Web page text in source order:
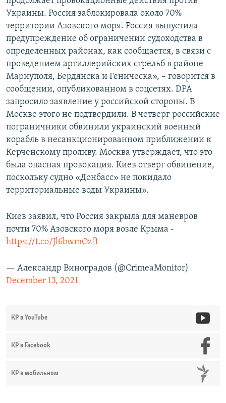
Украины. Россия заблокировала около 70%
территории Азовского моря. Россия выпустила
предупреждение об ограничении судоходства в
определенных районах, как сообщается, в связи с
проведением артиллерийских стрельб в районе
Мариуполя, Бердянска и Геническа», – говорится в
сообщении, опубликованном в соцсетях. DPA
запросило заявление у российской стороны. В
Москве этого не подтвердили. В четверг российские
пограничники обвинили украинский военный
корабль в несанкционированном приближении к
Керченскому проливу. Москва утверждает, что это
была опасная провокация. Киев отверг обвинение,
поскольку судно «Донбасс» не покидало
территориальные воды Украины».
Киев заявил, что Россия закрыла для маневров
почти 70% Азовского моря возле Крыма -
https://t.co/Jl6bwmOzf1
— Александр Виноградов (@CrimeaMonitor)
December 13, 2021
КР в YouTube
КР в Facebook
КР в мобильном